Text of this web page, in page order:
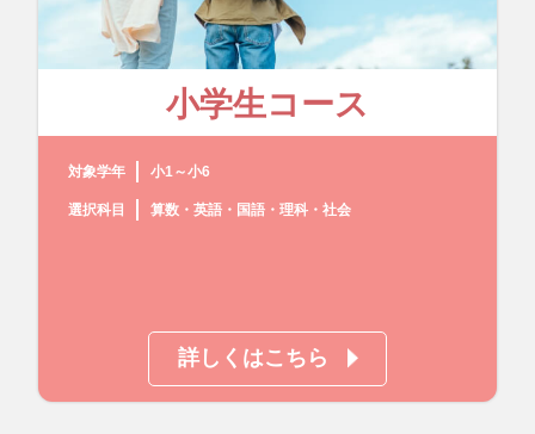
小学生コース
対象学年 小1～小6
選択科目 算数・英語・国語・理科・社会
詳しくはこちら